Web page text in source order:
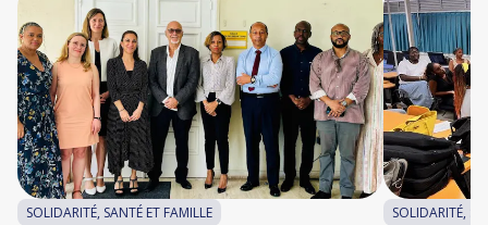
SOLIDARITÉ, SANTÉ ET FAMILLE SOLIDARITÉ,